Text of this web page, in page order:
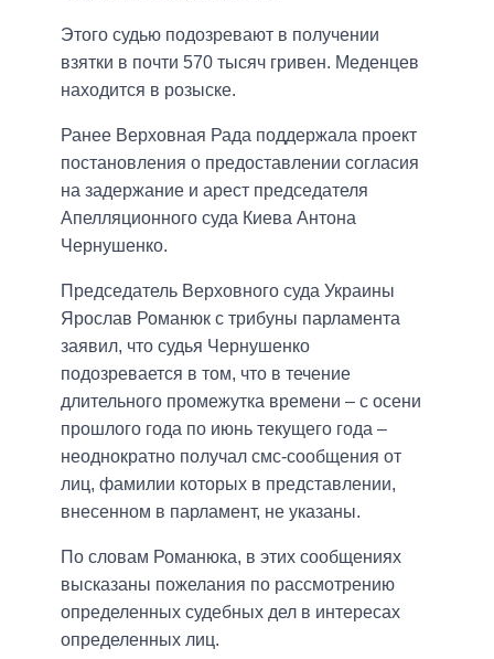
Этого судью подозревают в получении
взятки в почти 570 тысяч гривен. Меденцев
находится в розыске.
Ранее Верховная Рада поддержала проект
постановления о предоставлении согласия
на задержание и арест председателя
Апелляционного суда Киева Антона
Чернушенко.
Председатель Верховного суда Украины
Ярослав Романюк с трибуны парламента
заявил, что судья Чернушенко
подозревается в том, что в течение
длительного промежутка времени – с осени
прошлого года по июнь текущего года –
неоднократно получал смс-сообщения от
лиц, фамилии которых в представлении,
внесенном в парламент, не указаны.
По словам Романюка, в этих сообщениях
высказаны пожелания по рассмотрению
определенных судебных дел в интересах
определенных лиц.